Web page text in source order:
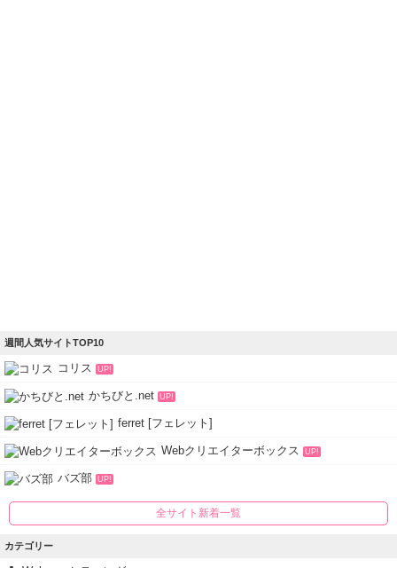
週間人気サイトTOP10
コリス UP!
かちびと.net UP!
ferret [フェレット]
Webクリエイターボックス UP!
バズ部 UP!
全サイト新着一覧
カテゴリー